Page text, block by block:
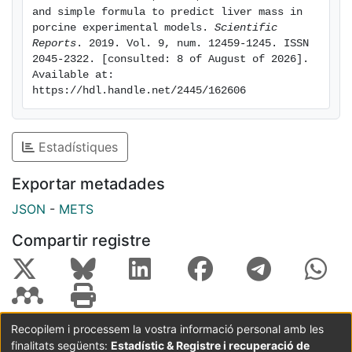
and simple formula to predict liver mass in
porcine experimental models. Scientific
Reports . 2019. Vol. 9, num. 12459-1245. ISSN
2045-2322. [consulted: 8 of August of 2026].
Available at:
https://hdl.handle.net/2445/162606
Estadístiques
Exportar metadades
JSON - METS
Compartir registre
Coordinació:CRAI UB Avís legal Metadades
Recopilem i processem la vostra informació personal amb les
finalitats següents: Estadístic & Registre i recuperació de